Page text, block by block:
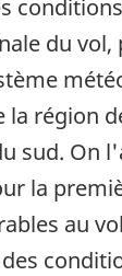
du vol,
la région
sud. On
la
au